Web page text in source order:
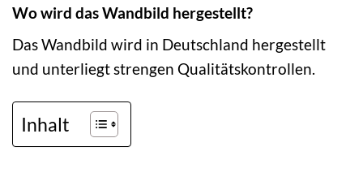
Wo wird das Wandbild hergestellt?
Das Wandbild wird in Deutschland hergestellt
und unterliegt strengen Qualitätskontrollen.
Inhalt